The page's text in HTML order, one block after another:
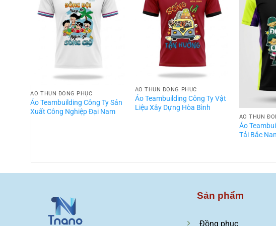
ÁO THUN ĐỒNG PHỤC
Áo Teambuilding Công Ty Sản
Xuất Công Nghiệp Đại Nam
ÁO THUN ĐỒNG PHỤC
Áo Teambuilding Công Ty Vật
Liệu Xây Dựng Hòa Bình
ÁO THUN
Áo
Tải Bắc
Sản phẩm
Đồng phục